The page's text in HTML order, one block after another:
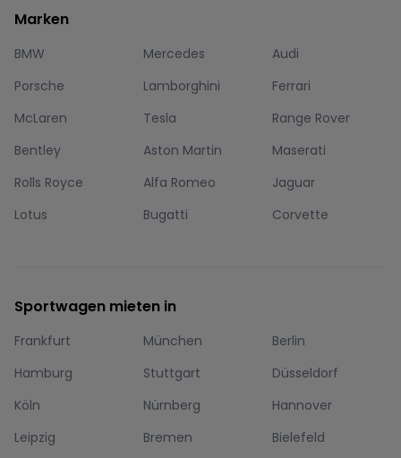
Marken
BMW Mercedes
Audi
Porsche
Lamborghini
Ferrari
McLaren
Tesla
Range Rover
Bentley
Aston Martin
Maserati
Rolls Royce
Alfa Romeo
Jaguar
Lotus
Bugatti Corvette
Sportwagen mieten in
Frankfurt München
Berlin
Hamburg
Stuttgart
Düsseldorf
Köln
Nürnberg
Hannover
Leipzig
Bremen
Bielefeld